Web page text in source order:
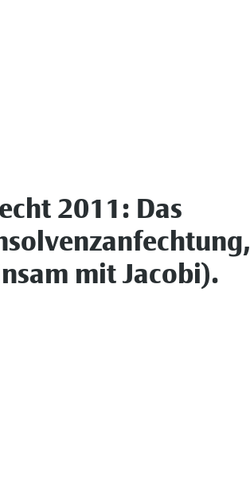
2011: Das
mit Jacobi).